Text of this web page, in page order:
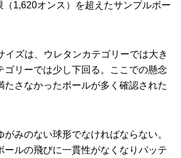
（1,620オンス）を超えたサンプルボー
イズは、ウレタンカテゴリーでは大き
ゴリーでは少し下回る。ここでの懸念
たさなかったボールが多く確認された
がみのない球形でなければならない。
ールの飛びに一貫性がなくなりパッテ